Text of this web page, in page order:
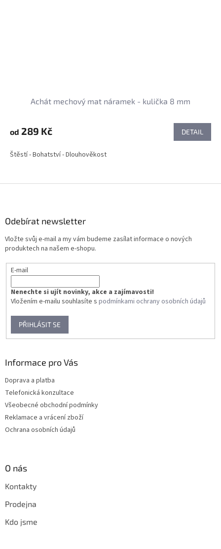
Achát mechový mat náramek - kulička 8 mm
od 289 Kč DETAIL
Štěstí - Bohatství - Dlouhověkost
Odebírat newsletter
Vložte svůj e-mail a my vám budeme zasílat informace o nových
produktech na našem e-shopu.
E-mail
Nenechte si ujít novinky, akce a zajímavosti!
Vložením e-mailu souhlasíte s podmínkami ochrany osobních údajů
PŘIHLÁSIT SE
Informace pro Vás
Doprava a platba
Telefonická konzultace
Všeobecné obchodní podmínky
Reklamace a vrácení zboží
Ochrana osobních údajů
O nás
Kontakty
Prodejna
Kdo jsme